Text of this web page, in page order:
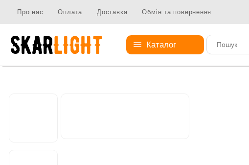
Про нас Оплата Доставка Обмін та повернення
Каталог
Абажур DA-121-1